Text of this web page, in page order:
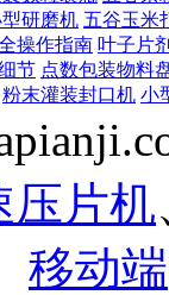
研磨机 五谷玉米
操作指南 叶子片
节 点数包装物料
粉末灌装封口机 小
压片机
移动端